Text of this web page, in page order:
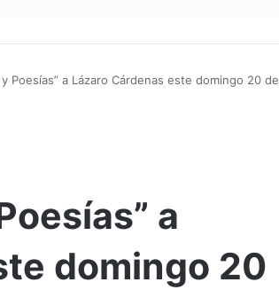
y Poesías” a Lázaro Cárdenas este domingo 20 de
a
domingo 20